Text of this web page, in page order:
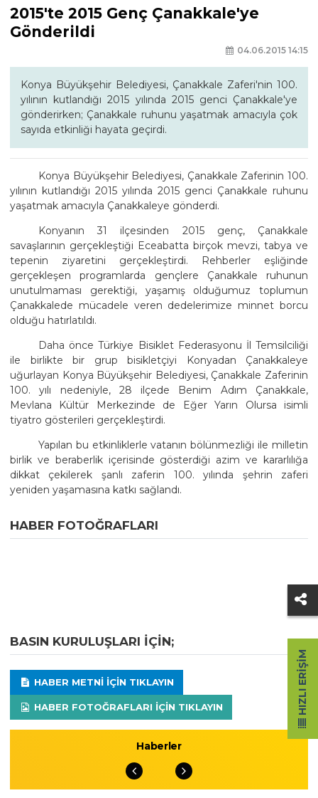
2015'te 2015 Genç Çanakkale'ye
Gönderildi
04.06.2015 14:15
Konya Büyükşehir Belediyesi, Çanakkale Zaferi'nin 100.
yılının kutlandığı 2015 yılında 2015 genci Çanakkale'ye
gönderirken; Çanakkale ruhunu yaşatmak amacıyla çok
sayıda etkinliği hayata geçirdi.
Konya Büyükşehir Belediyesi, Çanakkale Zaferinin 100.
yılının kutlandığı 2015 yılında 2015 genci Çanakkale ruhunu
yaşatmak amacıyla Çanakkaleye gönderdi.
Konyanın 31 ilçesinden 2015 genç, Çanakkale
savaşlarının gerçekleştiği Eceabatta birçok mevzi, tabya ve
tepenin ziyaretini gerçekleştirdi. Rehberler eşliğinde
gerçekleşen programlarda gençlere Çanakkale ruhunun
unutulmaması gerektiği, yaşamış olduğumuz toplumun
Çanakkalede mücadele veren dedelerimize minnet borcu
olduğu hatırlatıldı.
Daha önce Türkiye Bisiklet Federasyonu İl Temsilciliği
ile birlikte bir grup bisikletçiyi Konyadan Çanakkaleye
uğurlayan Konya Büyükşehir Belediyesi, Çanakkale Zaferinin
100. yılı nedeniyle, 28 ilçede Benim Adım Çanakkale,
Mevlana Kültür Merkezinde de Eğer Yarın Olursa isimli
tiyatro gösterileri gerçekleştirdi.
Yapılan bu etkinliklerle vatanın bölünmezliği ile milletin
birlik ve beraberlik içerisinde gösterdiği azim ve kararlılığa
dikkat çekilerek şanlı zaferin 100. yılında şehrin zaferi
yeniden yaşamasına katkı sağlandı.
HABER FOTOĞRAFLARI
BASIN KURULUŞLARI IÇIN;
HABER METNI IÇIN TIKLAYIN
HABER FOTOĞRAFLARI IÇIN TIKLAYIN
Haberler
HIZLI ERIŞIM